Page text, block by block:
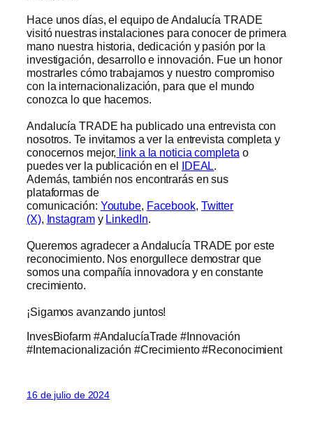
Hace unos días, el equipo de Andalucía TRADE
visitó nuestras instalaciones para conocer de primera
mano nuestra historia, dedicación y pasión por la
investigación, desarrollo e innovación. Fue un honor
mostrarles cómo trabajamos y nuestro compromiso
con la internacionalización, para que el mundo
conozca lo que hacemos.
Andalucía TRADE ha publicado una entrevista con
nosotros. Te invitamos a ver la entrevista completa y
conocernos mejor, link a la noticia completa o
puedes ver la publicación en el IDEAL.
Además, también nos encontrarás en sus
plataformas de
comunicación: Youtube, Facebook, Twitter
(X), Instagramy LinkedIn.
Queremos agradecer a Andalucía TRADE por este
reconocimiento. Nos enorgullece demostrar que
somos una compañía innovadora y en constante
crecimiento.
¡Sigamos avanzando juntos!
InvesBiofarm #AndalucíaTrade #Innovación
#Internacionalización #Crecimiento #Reconocimient
16 de julio de 2024